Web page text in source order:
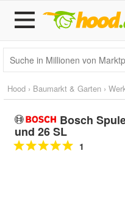
Hood › Baumarkt & Garten ›
Bosch
und 26 SL
1